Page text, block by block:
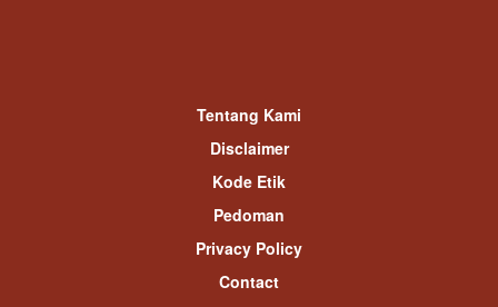
Tentang Kami
Disclaimer
Kode Etik
Pedoman
Privacy Policy
Contact